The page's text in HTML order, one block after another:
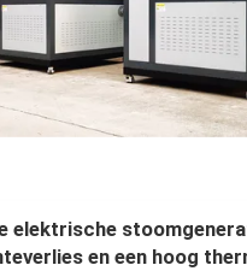
elektrische
en een hoog